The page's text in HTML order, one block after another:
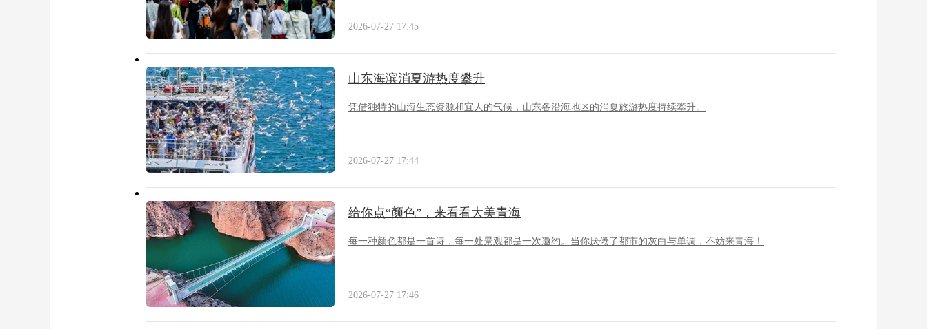
2026-07-27 17:45
山东海滨消夏游热度攀升
凭借独特的山海生态资源和宜人的气候，山东各沿海地区的消夏旅游热度持续攀升。
2026-07-27 17:44
给你点“颜色”，来看看大美青海
每一种颜色都是一首诗，每一处景观都是一次邀约。当你厌倦了都市的灰白与单调，不妨来青海！
2026-07-27 17:46